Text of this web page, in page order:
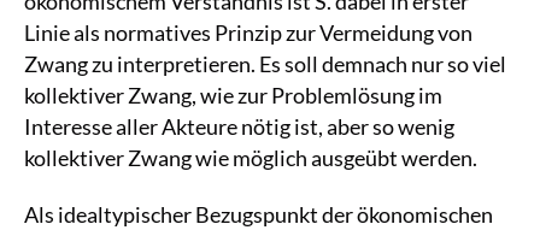
Linie als normatives Prinzip zur Vermeidung von
Zwang zu interpretieren. Es soll demnach nur so viel
kollektiver Zwang, wie zur Problemlösung im
Interesse aller Akteure nötig ist, aber so wenig
kollektiver Zwang wie möglich ausgeübt werden.
Als idealtypischer Bezugspunkt der ökonomischen